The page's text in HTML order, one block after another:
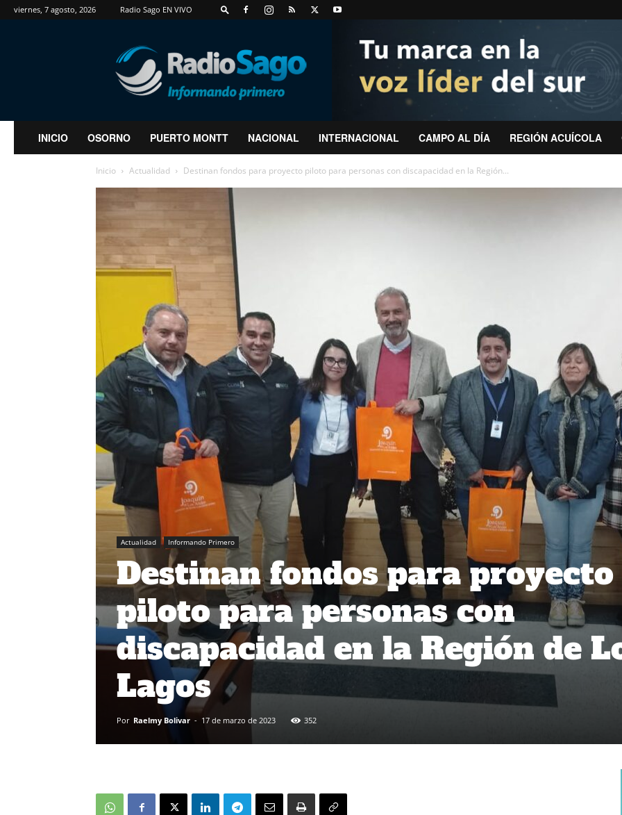
viernes, 7 agosto, 2026 Radio Sago EN VIVO
RadioSago
INICIO OSORNO PUERTO MONTT NACIONAL INTERNACIONAL CAMPO AL DÍA REGIÓN ACUÍCOLA
Inicio Actualidad Destinan fondos para proyecto piloto para personas con discapacidad en la Región...
Actualidad Informando Primero
Destinan fondos para proyecto
piloto para personas con
discapacidad en la Región de
Lagos
Por Raelmy Bolivar - 17 de marzo de 2023 352